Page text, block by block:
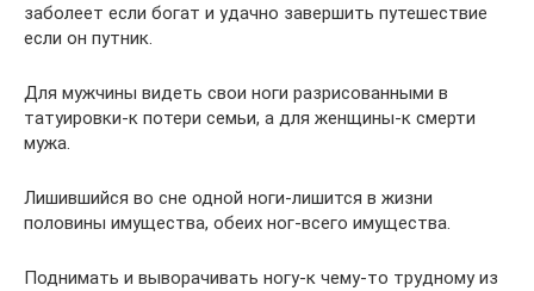
заболеет если богат и удачно завершить путешествие
если он путник.
Для мужчины видеть свои ноги разрисованными в
татуировки-к потери семьи, а для женщины-к смерти
мужа.
Лишившийся во сне одной ноги-лишится в жизни
половины имущества, обеих ног-всего имущества.
Поднимать и выворачивать ногу-к чему-то трудному из